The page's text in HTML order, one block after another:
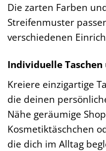
Die zarten Farben
Streifenmuster
verschiedenen
Individuelle Taschen
Kreiere einzigartige
die deinen
Nähe geräumige
Kosmetiktäschchen
die dich im Alltag